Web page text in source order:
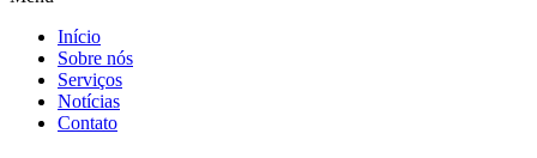
Início
Sobre nós
Serviços
Notícias
Contato